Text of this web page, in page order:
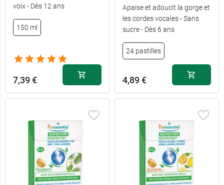
voix - Dès 12 ans
150 ml
7,39 €
Apaise et adoucit la gorge et
les cordes vocales - Sans
sucre - Dès 6 ans
24 pastilles
4,89 €